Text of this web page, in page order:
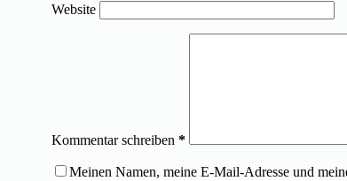
Website
Kommentar schreiben *
Meinen Namen, meine E-Mail-Adresse und